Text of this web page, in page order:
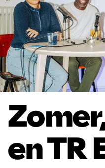
en TR